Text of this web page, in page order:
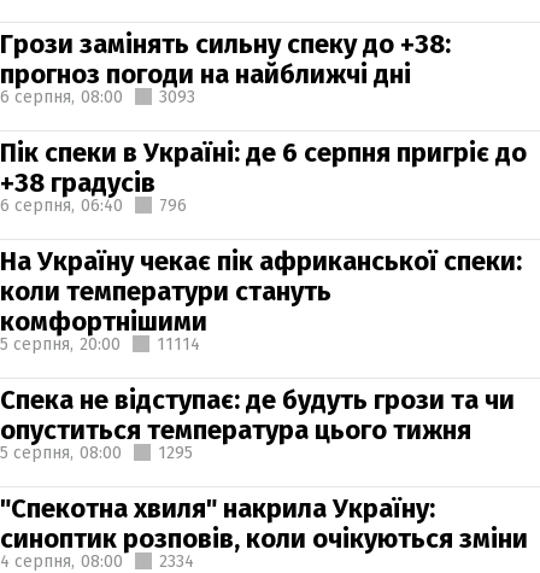
Грози замінять сильну спеку до +38:
прогноз погоди на найближчі дні
6 серпня, 08:00 3093
Пік спеки в Україні: де 6 серпня пригріє до
+38 градусів
6 серпня, 06:40 796
На Україну чекає пік африканської спеки:
коли температури стануть
комфортнішими
5 серпня, 20:00 11114
Спека не відступає: де будуть грози та чи
опуститься температура цього тижня
5 серпня, 08:00 1295
"Спекотна хвиля" накрила Україну:
синоптик розповів, коли очікуються зміни
4 серпня, 08:00 2334